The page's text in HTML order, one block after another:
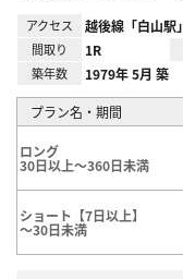
アクセス 越後線「白山駅」
間取り 1R
築年数 1979年 5月 築
プラン名・期間
ロング
30日以上～360日未満
ショート【7日以上】
～30日未満